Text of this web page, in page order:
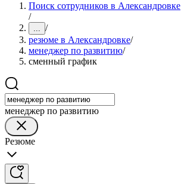
Поиск сотрудников в Александровке
/
... /
резюме в Александровке/
менеджер по развитию/
сменный график
менеджер по развитию
Резюме